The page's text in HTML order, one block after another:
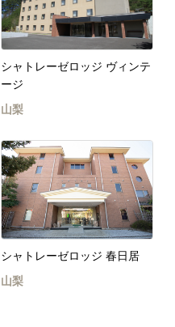
シャトレーゼロッジ ヴィンテ
ージ
山梨
シャトレーゼロッジ 春日居
山梨